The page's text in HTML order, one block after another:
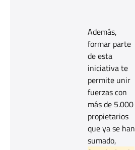
Además,
formar parte
de esta
iniciativa te
permite unir
fuerzas con
más de 5.000
propietarios
que ya se han
sumado,